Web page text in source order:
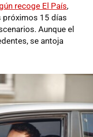
recoge El País,
próximos 15 días
Aunque el
se antoja